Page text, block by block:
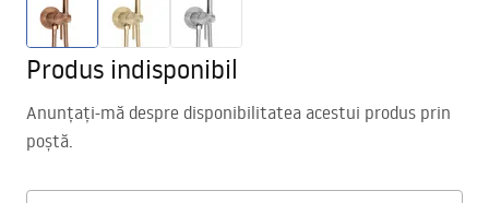
Produs indisponibil
Anunțați-mă despre disponibilitatea acestui produs prin
poștă.